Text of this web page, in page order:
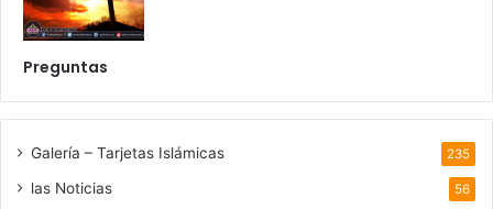
Preguntas
Galería – Tarjetas Islámicas 235
las Noticias 56